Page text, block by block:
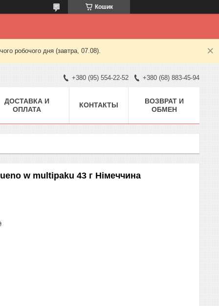
Кошик
робочого дня (завтра, 07.08).
+380 (95) 554-22-52 +380 (68) 883-45-94
ДОСТАВКА И
ОПЛАТА
КОНТАКТЫ
ВОЗВРАТ И
ОБМЕН
w multipaku 43 г Німеччина